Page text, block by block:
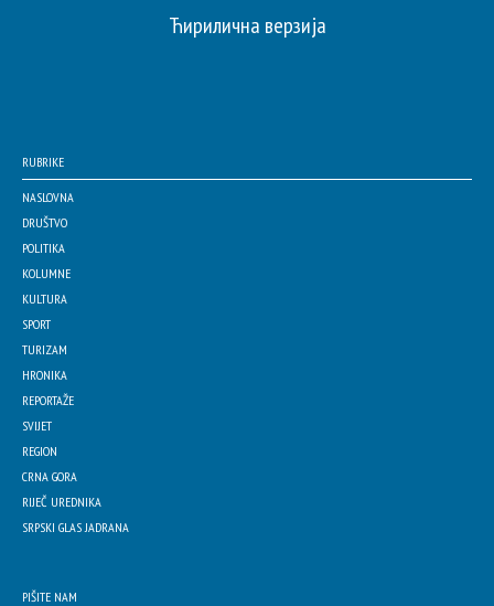
Ћирилична верзија
RUBRIKE
NASLOVNA
DRUŠTVO
POLITIKA
KOLUMNE
KULTURA
SPORT
TURIZAM
HRONIKA
REPORTAŽE
SVIJET
REGION
CRNA GORA
RIJEČ UREDNIKA
SRPSKI GLAS JADRANA
PIŠITE NAM